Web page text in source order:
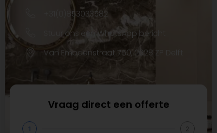
+31(0)853033582
Stuur ons een WhatsApp bericht
Van Embdenstraat 750, 2628 ZP Delft
Vraag direct een offerte
1